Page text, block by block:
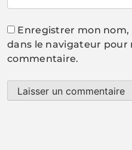
Enregistrer mon
dans le navigateur pour
commentaire.